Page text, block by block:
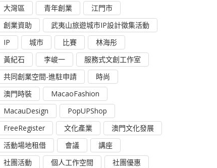
大灣區
青年創業
江門市
創業資助
武夷山旅遊城市IP設計徵集活動
IP
城市 比賽
林海彤
黃紀石
李峻一
服務式文創工作室
共同創業空間-進駐申請
時尚
澳門時裝
MacaoFashion
MacauDesign
PopUPShop
FreeRegister
文化產業
澳門文化發展
活動場地租借
會議
講座
社團活動
個人工作空間
社團優惠